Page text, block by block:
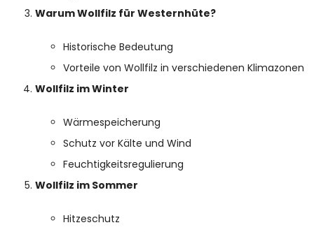
Warum Wollfilz für Westernhüte?
Historische Bedeutung
Vorteile von Wollfilz in verschiedenen Klimazonen
Wollfilz im Winter
Wärmespeicherung
Schutz vor Kälte und Wind
Feuchtigkeitsregulierung
Wollfilz im Sommer
Hitzeschutz